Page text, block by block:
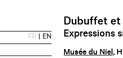
FR | EN
Dubuffet et
Expressions
Musée du Niel,